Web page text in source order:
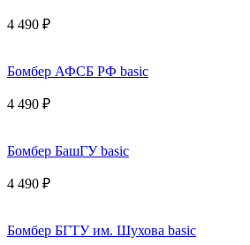
4 490 ₽
Бомбер АФСБ РФ basic
4 490 ₽
Бомбер БашГУ basic
4 490 ₽
Бомбер БГТУ им. Шухова basic